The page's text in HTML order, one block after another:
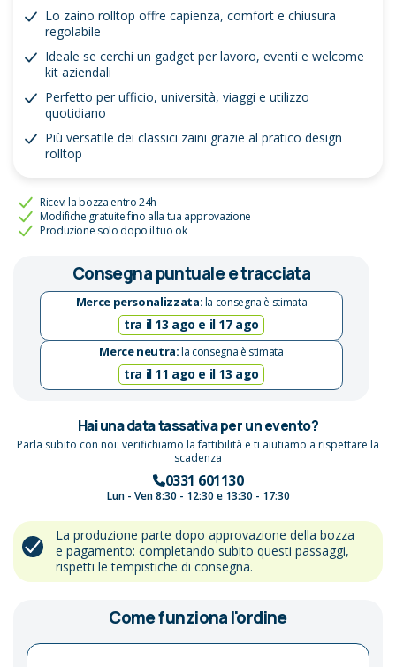
Lo zaino rolltop offre capienza, comfort e chiusura
regolabile
Ideale se cerchi un gadget per lavoro, eventi e welcome
kit aziendali
Perfetto per ufficio, università, viaggi e utilizzo
quotidiano
Più versatile dei classici zaini grazie al pratico design
rolltop
Ricevi la bozza entro 24h
Modifiche gratuite fino alla tua approvazione
Produzione solo dopo il tuo ok
Consegna puntuale e tracciata
Merce personalizzata:la consegna è stimata
tra il 13 ago e il 17 ago
Merce neutra:la consegna è stimata
tra il 11 ago e il 13 ago
Hai una data tassativa per un evento?
Parla subito con noi: verifichiamo la fattibilità e ti aiutiamo a rispettare la
scadenza
0331 601130
Lun - Ven 8:30 - 12:30 e 13:30 - 17:30
La produzione parte dopo approvazione della bozza
e pagamento: completando subito questi passaggi,
rispetti le tempistiche di consegna.
Come funziona l'ordine